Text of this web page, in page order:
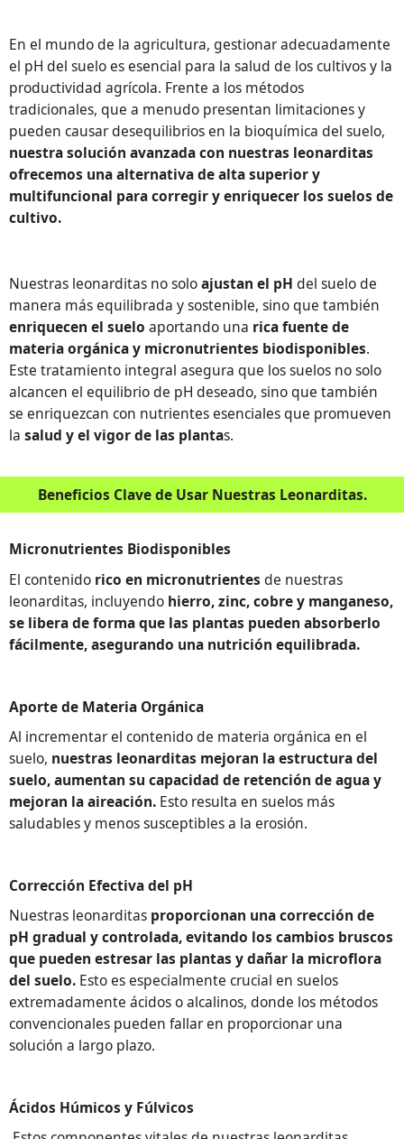
En el mundo de la agricultura, gestionar adecuadamente
el pH del suelo es esencial para la salud de los cultivos y la
productividad agrícola. Frente a los métodos
tradicionales, que a menudo presentan limitaciones y
pueden causar desequilibrios en la bioquímica del suelo,
nuestra solución avanzada con nuestras leonarditas
ofrecemos una alternativa de alta superior y
multifuncional para corregir y enriquecer los suelos de
cultivo.
Nuestras leonarditas no soloajustan el pH del suelo de
manera más equilibrada y sostenible, sino que también
enriquecen el suelo aportando una rica fuente de
materia orgánica y micronutrientes biodisponibles.
Este tratamiento integral asegura que los suelos no solo
alcancen el equilibrio de pH deseado, sino que también
se enriquezcan con nutrientes esenciales que promueven
la salud y el vigor de las plantas.
Beneficios Clave de Usar Nuestras Leonarditas.
Micronutrientes Biodisponibles
El contenido rico en micronutrientes de nuestras
leonarditas, incluyendo hierro, zinc, cobre y manganeso,
se libera de forma que las plantas pueden absorberlo
fácilmente, asegurando una nutrición equilibrada.
Aporte de Materia Orgánica
Al incrementar el contenido de materia orgánica en el
suelo, nuestras leonarditas mejoran la estructura del
suelo, aumentan su capacidad de retención de agua y
mejoran la aireación. Esto resulta en suelos más
saludables y menos susceptibles a la erosión.
Corrección Efectiva del pH
Nuestras leonarditas proporcionan una corrección de
pH gradual y controlada, evitando los cambios bruscos
que pueden estresar las plantas y dañar la microflora
del suelo. Esto es especialmente crucial en suelos
extremadamente ácidos o alcalinos, donde los métodos
convencionales pueden fallar en proporcionar una
solución a largo plazo.
Ácidos Húmicos y Fúlvicos